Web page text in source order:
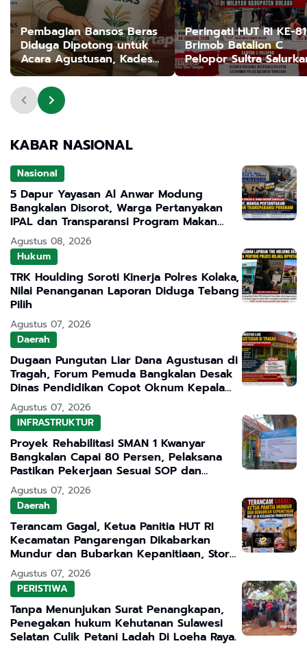
Pembagian Bansos Beras
Diduga Dipotong untuk
Acara Agustusan, Kades
Gunungsereng Bangkalan
Disorot
Peringati HUT RI KE-
Brimob Batalion C
Pelopor Sultra
Bansos Untuk Warga
KABAR NASIONAL
Nasional
5 Dapur Yayasan Al Anwar Modung
Bangkalan Disorot, Warga Pertanyakan
IPAL dan Transparansi Program Makan
Bergizi Gratis
Agustus 08, 2026
Hukum
TRK Houlding Soroti Kinerja Polres Kolaka,
Nilai Penanganan Laporan Diduga Tebang
Pilih
Agustus 07, 2026
Daerah
Dugaan Pungutan Liar Dana Agustusan di
Tragah, Forum Pemuda Bangkalan Desak
Dinas Pendidikan Copot Oknum Kepala
Sekolah
Agustus 07, 2026
INFRASTRUKTUR
Proyek Rehabilitasi SMAN 1 Kwanyar
Bangkalan Capai 80 Persen, Pelaksana
Pastikan Pekerjaan Sesuai SOP dan
Transparan
Agustus 07, 2026
Daerah
Terancam Gagal, Ketua Panitia HUT RI
Kecamatan Pangarengan Dikabarkan
Mundur dan Bubarkan Kepanitiaan, Story
WhatsApp ASN Jadi Sorotan
Agustus 07, 2026
PERISTIWA
Tanpa Menunjukan Surat Penangkapan,
Penegakan hukum Kehutanan Sulawesi
Selatan Culik Petani Ladah Di Loeha Raya.